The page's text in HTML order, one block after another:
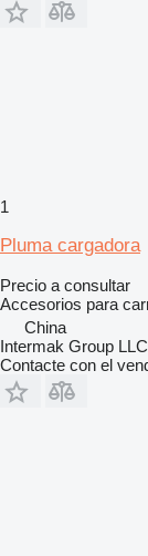
1
Pluma cargadora
Precio a consultar
Accesorios para
China
Intermak Group LLC
Contacte con el